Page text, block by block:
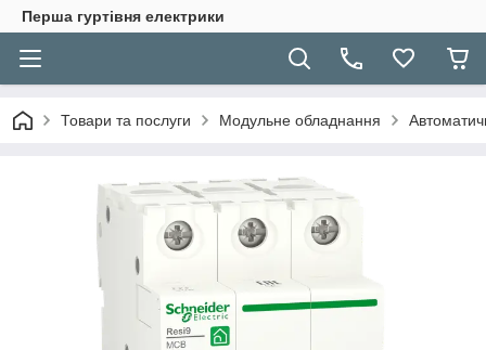
Перша гуртівня електрики
Товари та послуги Модульне обладнання